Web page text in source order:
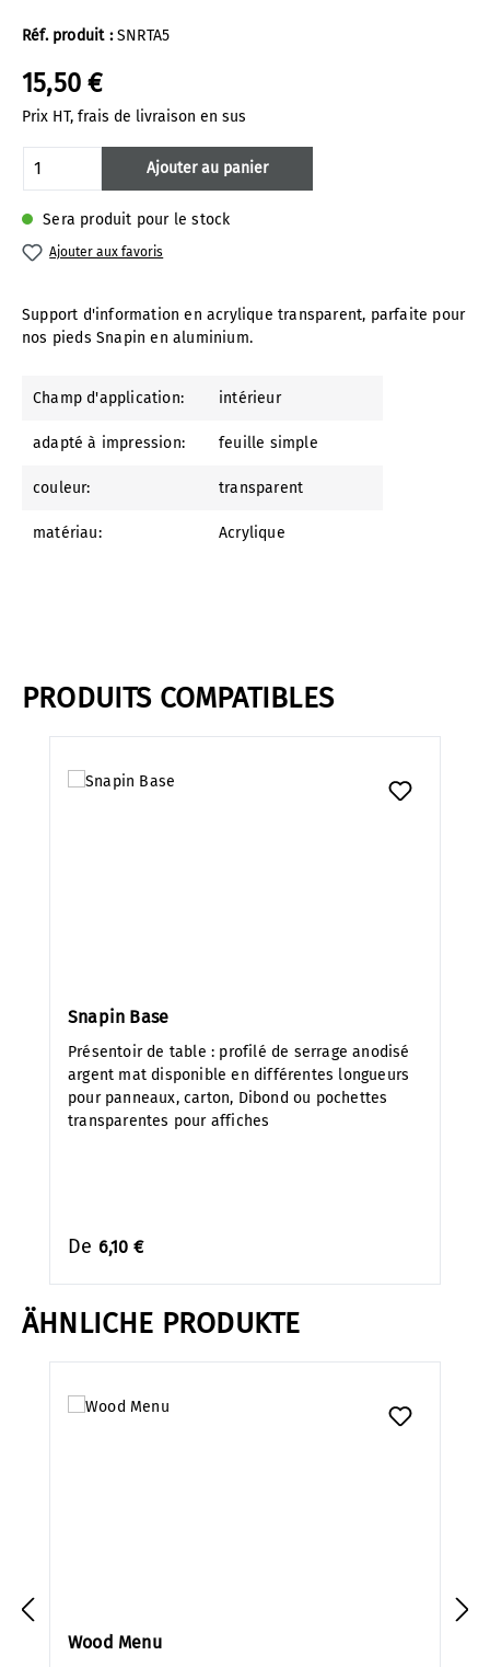
Réf. produit :SNRTA5
15,50 €
Prix HT, frais de livraison en sus
Sera produit pour le stock
Quantité de produit : Entrez la quantité
Ajouter au panier
Ajouter aux favoris
Support d'information en acrylique transparent, parfaite pour
nos pieds Snapin en aluminium.
Champ d'application: intérieur
adapté à impression: feuille simple
couleur: transparent
matériau: Acrylique
PRODUITS COMPATIBLES
Snapin Base
Présentoir de table : profilé de serrage anodisé
argent mat disponible en différentes longueurs
pour panneaux, carton, Dibond ou pochettes
transparentes pour affiches
De 6,10 €
ÄHNLICHE PRODUKTE
Wood Menu